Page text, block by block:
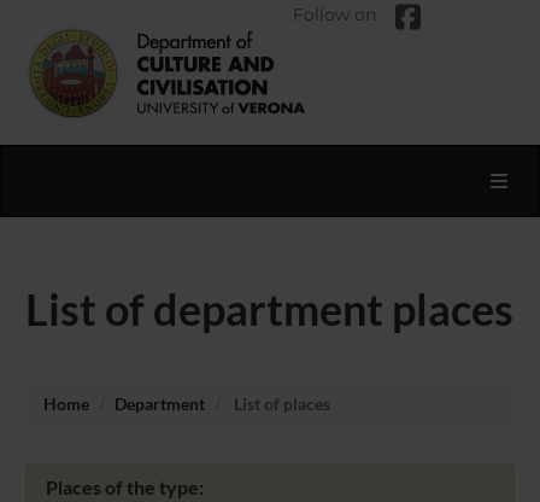
Follow on
List of department places
Home Department List of places
Places of the type: